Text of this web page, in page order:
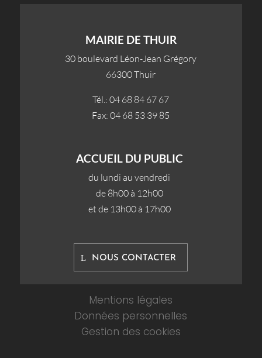
MAIRIE DE THUIR
30 boulevard Léon-Jean Grégory
66300 Thuir
Tél.: 04 68 84 67 67
Fax: 04 68 53 39 85
ACCUEIL DU PUBLIC
du lundi au vendredi
de 8h00 à 12h00
et de 13h00 à 17h00
NOUS CONTACTER
Mentions légales
Données personnelles
Gestion des cookies